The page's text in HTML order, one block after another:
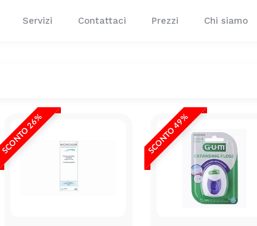
Servizi Contattaci Prezzi Chi siamo
SCONTO 26% SCONTO 49%